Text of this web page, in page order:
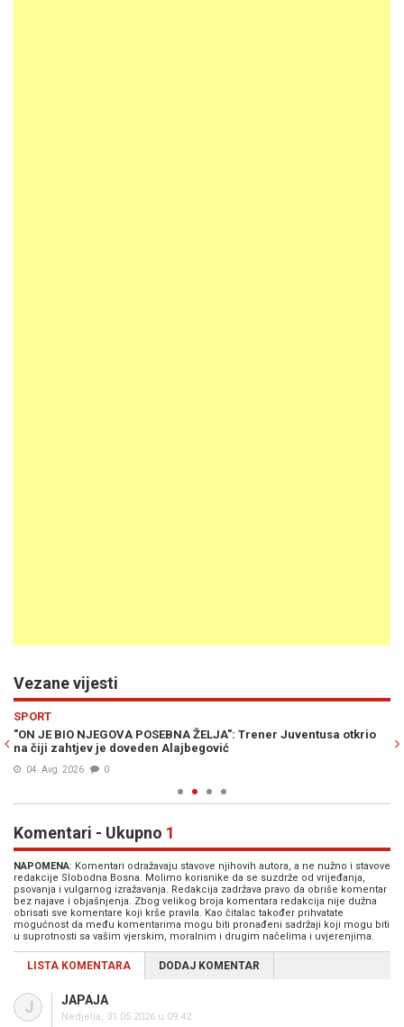
Vezane vijesti
SPORT
"ON JE BIO NJEGOVA POSEBNA ŽELJA": Trener Juventusa otkrio
na čiji zahtjev je doveden Alajbegović
04. Avg. 2026 0
Komentari - Ukupno 1
NAPOMENA: Komentari odražavaju stavove njihovih autora, a ne nužno i stavove
redakcije Slobodna Bosna. Molimo korisnike da se suzdrže od vrijeđanja,
psovanja i vulgarnog izražavanja. Redakcija zadržava pravo da obriše komentar
bez najave i objašnjenja. Zbog velikog broja komentara redakcija nije dužna
obrisati sve komentare koji krše pravila. Kao čitalac također prihvatate
mogućnost da među komentarima mogu biti pronađeni sadržaji koji mogu biti
u suprotnosti sa vašim vjerskim, moralnim i drugim načelima i uvjerenjima.
LISTA KOMENTARA DODAJ KOMENTAR
J JAPAJA
Nedjelja, 31.05.2026 u 09:42